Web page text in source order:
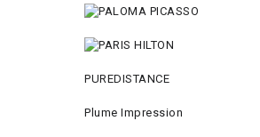
PUREDISTANCE
Plume Impression